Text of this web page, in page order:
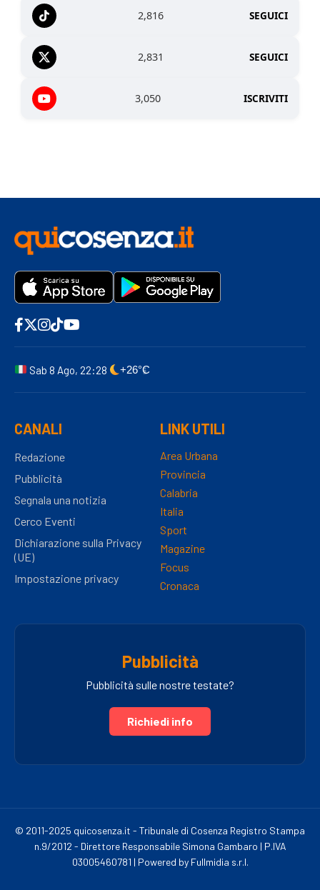
2,816 SEGUICI
2,831 SEGUICI
3,050 ISCRIVITI
Sab 8 Ago, 22:28 +26°C
CANALI
Redazione
Pubblicità
Segnala una notizia
Cerco Eventi
Dichiarazione sulla Privacy
(UE)
Impostazione privacy
LINK UTILI
Area Urbana
Provincia
Calabria
Italia
Sport
Magazine
Focus
Cronaca
Pubblicità
Pubblicità sulle nostre testate?
Richiedi info
© 2011-2025 quicosenza.it - Tribunale di Cosenza Registro Stampa
n.9/2012 - Direttore Responsabile Simona Gambaro | P.IVA
03005460781 | Powered by Fullmidia s.r.l.